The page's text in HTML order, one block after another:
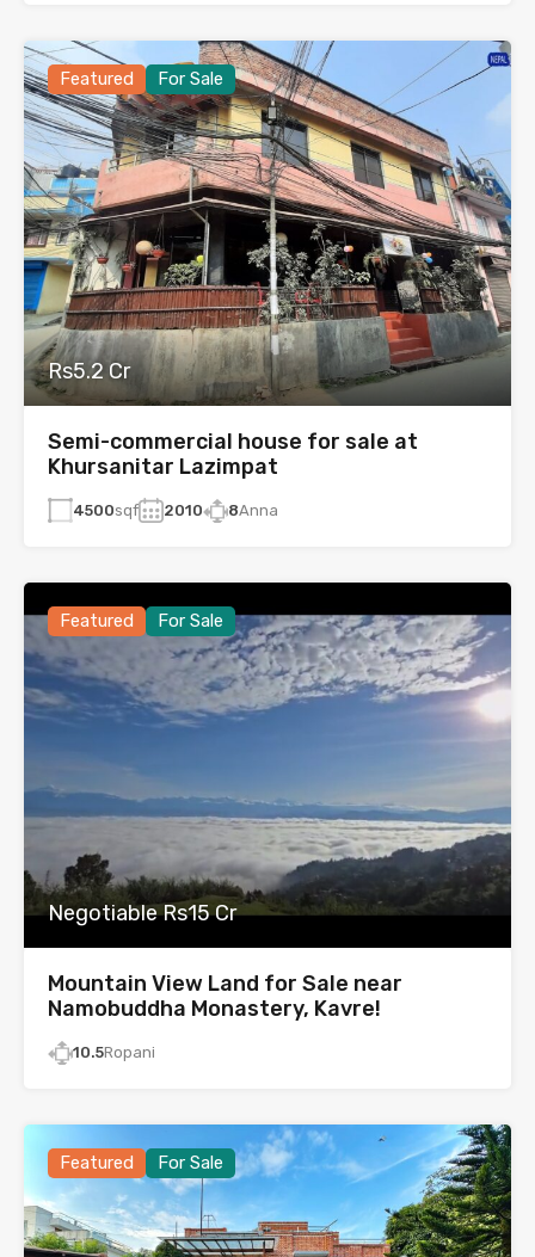
Featured For Sale
Rs5.2 Cr
Semi-commercial house for sale at
Khursanitar Lazimpat
4500sqf 2010 8Anna
Featured For Sale
Negotiable Rs15 Cr
Mountain View Land for Sale near
Namobuddha Monastery, Kavre!
10.5Ropani
Featured For Sale